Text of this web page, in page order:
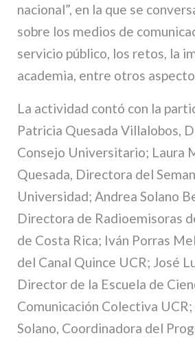
nacional”, en la que se
sobre los medios de
servicio público, los retos, la
academia, entre otros
La actividad contó con la
Patricia Quesada Villalobos,
Consejo Universitario; Laura
Quesada, Directora del
Universidad; Andrea Solano
Directora de Radioemisoras
de Costa Rica; Iván Porras
del Canal Quince UCR; José
Director de la Escuela de
Comunicación Colectiva
Solano, Coordinadora del